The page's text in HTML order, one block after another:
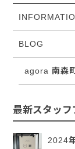
BLOG
agora 南森
最新スタッ
2024